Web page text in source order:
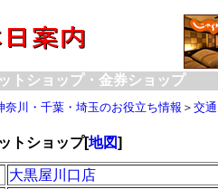
トショップ・金券ショップ
奈川・千葉・埼玉のお役立ち情報 ＞ 交通
トショップ[地図]
大黒屋川口店